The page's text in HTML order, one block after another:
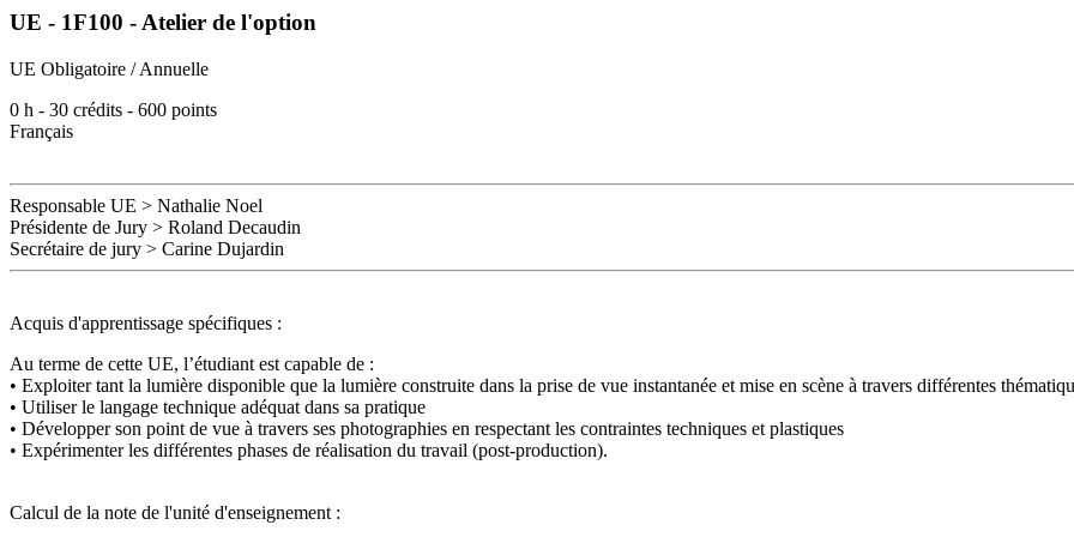
UE - 1F100 - Atelier de l'option
UE Obligatoire / Annuelle
0 h - 30 crédits - 600 points
Français
Responsable UE > Nathalie Noel
Présidente de Jury > Roland Decaudin
Secrétaire de jury > Carine Dujardin
Acquis d'apprentissage spécifiques :
Au terme de cette UE, l’étudiant est capable de :
• Exploiter tant la lumière disponible que la lumière construite dans la prise de vue instantanée et mise en scène à travers différentes
• Utiliser le langage technique adéquat dans sa pratique
• Développer son point de vue à travers ses photographies en respectant les contraintes techniques et plastiques
• Expérimenter les différentes phases de réalisation du travail (post-production).
Calcul de la note de l'unité d'enseignement :